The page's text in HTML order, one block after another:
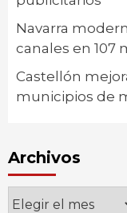
Navarra
canales en 107
Castellón
municipios de
Archivos
Archivos